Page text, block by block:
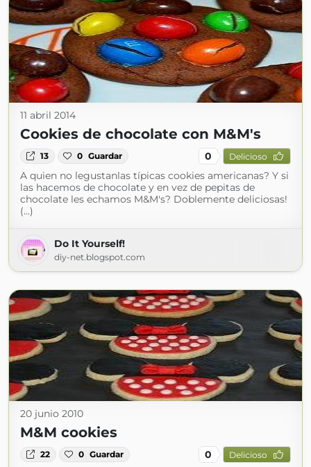
11 abril 2014
Cookies de chocolate con M&M's
13 0 Guardar 0 Delicioso
A quien no legustanlas típicas cookies americanas? Y si
las hacemos de chocolate y en vez de pepitas de
chocolate les echamos M&M's? Doblemente deliciosas!
(...)
Do It Yourself!
diy-net.blogspot.com
20 junio 2010
M&M cookies
22 0 Guardar 0 Delicioso